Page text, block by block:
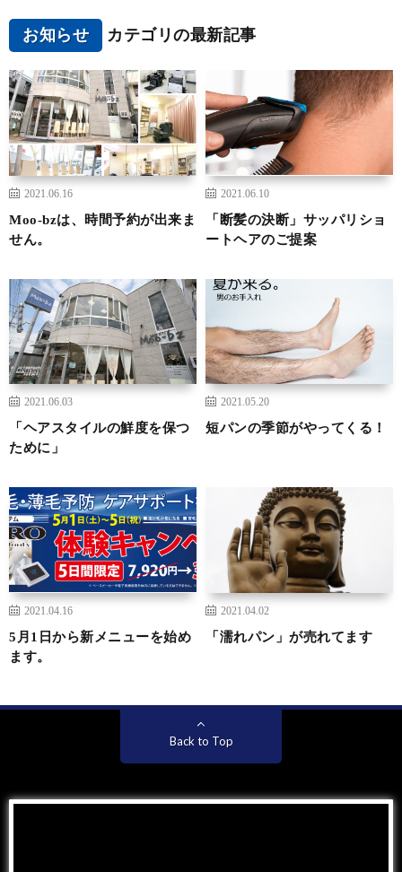
お知らせ カテゴリの最新記事
2021.06.16
Moo-bzは、時間予約が出来ま
せん。
2021.06.10
「断髪の決断」サッパリショ
ートヘアのご提案
2021.06.03
「ヘアスタイルの鮮度を保つ
ために」
2021.05.20
短パンの季節がやってくる！
2021.04.16
5月1日から新メニューを始め
ます。
2021.04.02
「濡れパン」が売れてます
Back to Top